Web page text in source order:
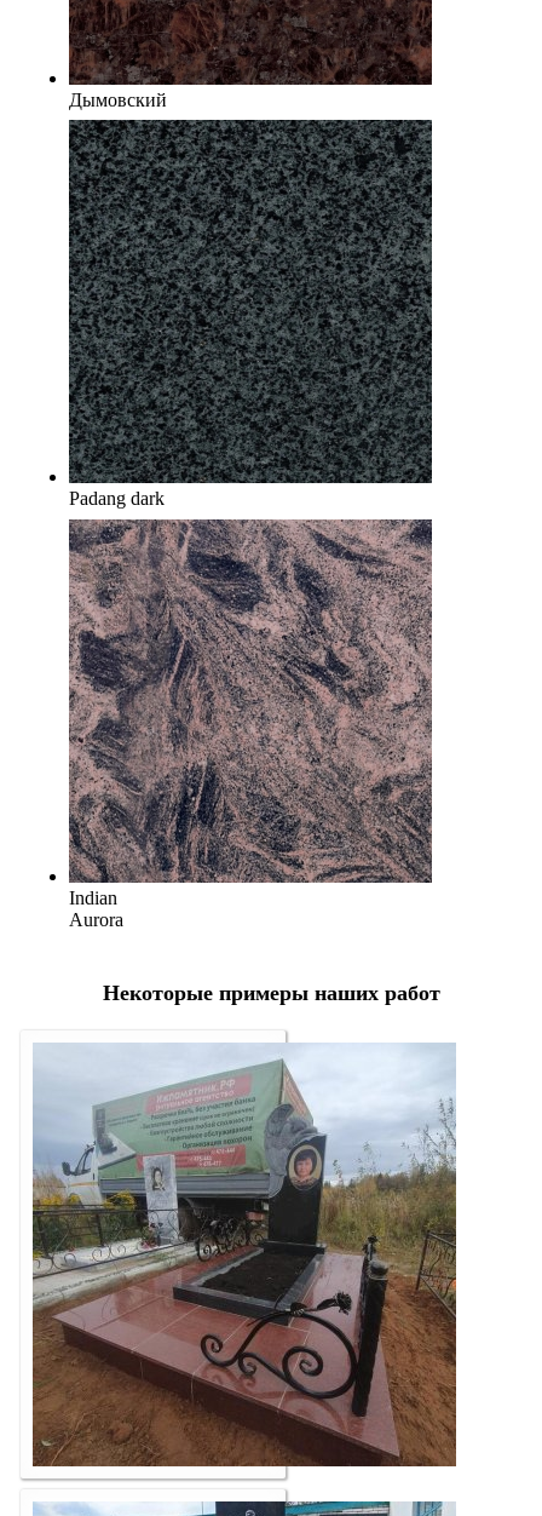
Дымовский
Padang dark
Indian
Aurora
Некоторые примеры наших работ